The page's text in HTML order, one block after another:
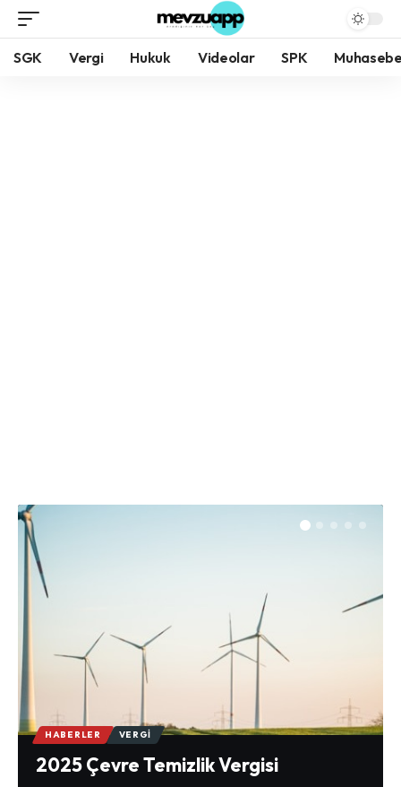
SGK Vergi Hukuk Videolar SPK
HABERLER VERGI
2025 Çevre Temizlik Vergisi